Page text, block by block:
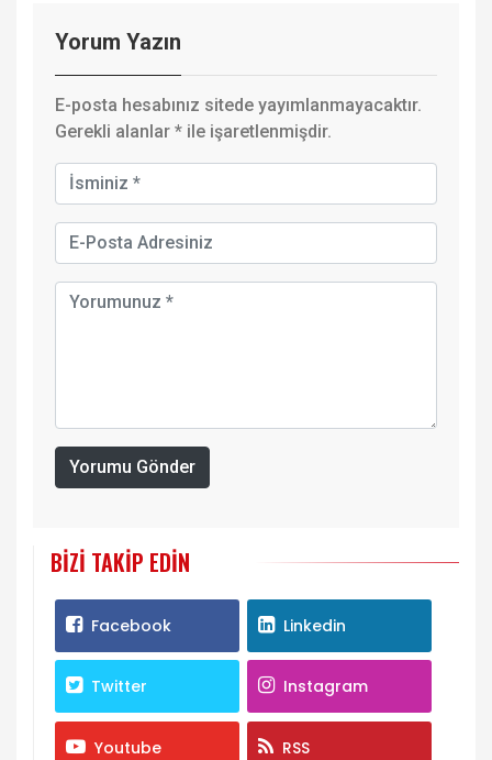
Yorum Yazın
E-posta hesabınız sitede yayımlanmayacaktır.
Gerekli alanlar * ile işaretlenmişdir.
Yorumu Gönder
BIZI TAKIP EDIN
Facebook Linkedin
Twitter Instagram
Youtube RSS